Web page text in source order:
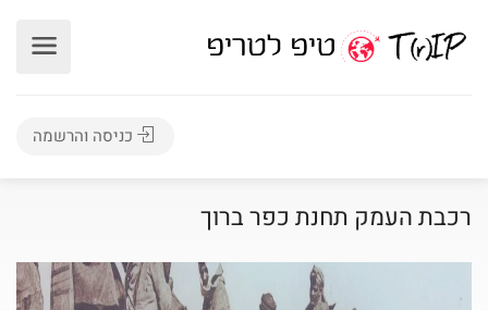
כניסה והרשמה
רכבת העמק תחנת כפר ברוך